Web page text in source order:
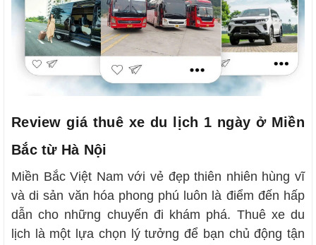
Review giá thuê xe du lịch 1 ngày ở Miền
Bắc từ Hà Nội
Miền Bắc Việt Nam với vẻ đẹp thiên nhiên hùng vĩ
và di sản văn hóa phong phú luôn là điểm đến hấp
dẫn cho những chuyến đi khám phá. Thuê xe du
lịch là một lựa chọn lý tưởng để bạn chủ động tận